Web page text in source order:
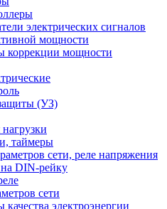
электрических сигналов
мощности
коррекции мощности
(УЗ)
таймеры
сети, реле напряжения
DIN-рейку
сети
качества электроэнергии